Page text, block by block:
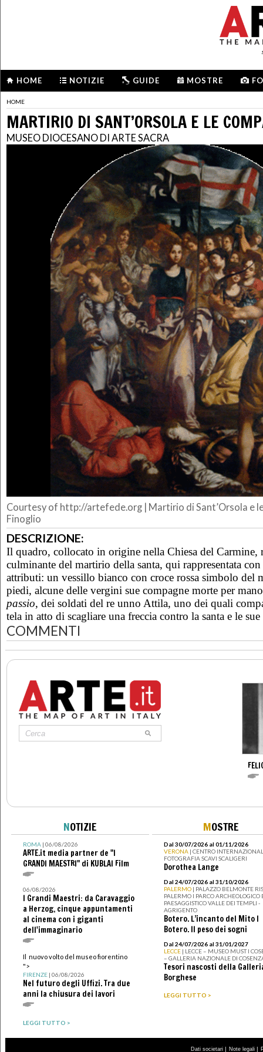
HOME NOTIZIE GUIDE MOSTRE
HOME
MARTIRIO DI SANT’ORSOLA E LE
MUSEO DIOCESANO DI ARTE SACRA
Courtesy of http://artefede.org | Martirio di Sant’Orsola e
Finoglio
DESCRIZIONE:
Il quadro, collocato in origine nella Chiesa del
culminante del martirio della santa, qui rappresentata
attributi: un vessillo bianco con croce rossa simbolo del
piedi, alcune delle vergini sue compagne morte per
passio, dei soldati del re unno Attila, uno dei quali
tela in atto di scagliare una freccia contro la santa e le
COMMENTI
NOTIZIE
ROMA| 06/08/2026
ARTE.it media partner de "I
GRANDI MAESTRI" di KUBLAI Film
06/08/2026
I Grandi Maestri: da Caravaggio
a Herzog, cinque appuntamenti
al cinema con i giganti
dell'immaginario
Il nuovo volto del museo fiorentino
">
FIRENZE| 06/08/2026
Nel futuro degli Uffizi. Tra due
anni la chiusura dei lavori
LEGGI TUTTO >
MOSTRE
Dal 30/07/2026 al 01/11/2026
VERONA | CENTRO
FOTOGRAFIA SCAVI SCALIGERI
Dorothea Lange
Dal 24/07/2026 al 31/10/2026
PALERMO | PALAZZO BELMONTE
PALERMO I PARCO ARCHEOLOGICO
PAESAGGISTICO VALLE DEI TEMPLI -
AGRIGENTO
Botero. L’incanto del Mito I
Botero. Il peso dei sogni
Dal 24/07/2026 al 31/01/2027
LECCE | LECCE – MUSEO MUST I
– GALLERIA NAZIONALE DI
Tesori nascosti della
Borghese
LEGGI TUTTO >
Dati societari | Note legali |